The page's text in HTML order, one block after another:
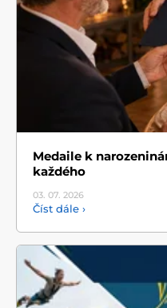
Medaile k
každého
03. 07. 2026
Číst dále ›